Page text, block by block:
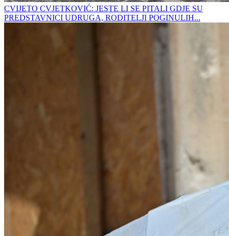
CVIJETO CVJETKOVIĆ: JESTE LI SE PITALI GDJE SU
PREDSTAVNICI UDRUGA, RODITELJI POGINULIH...